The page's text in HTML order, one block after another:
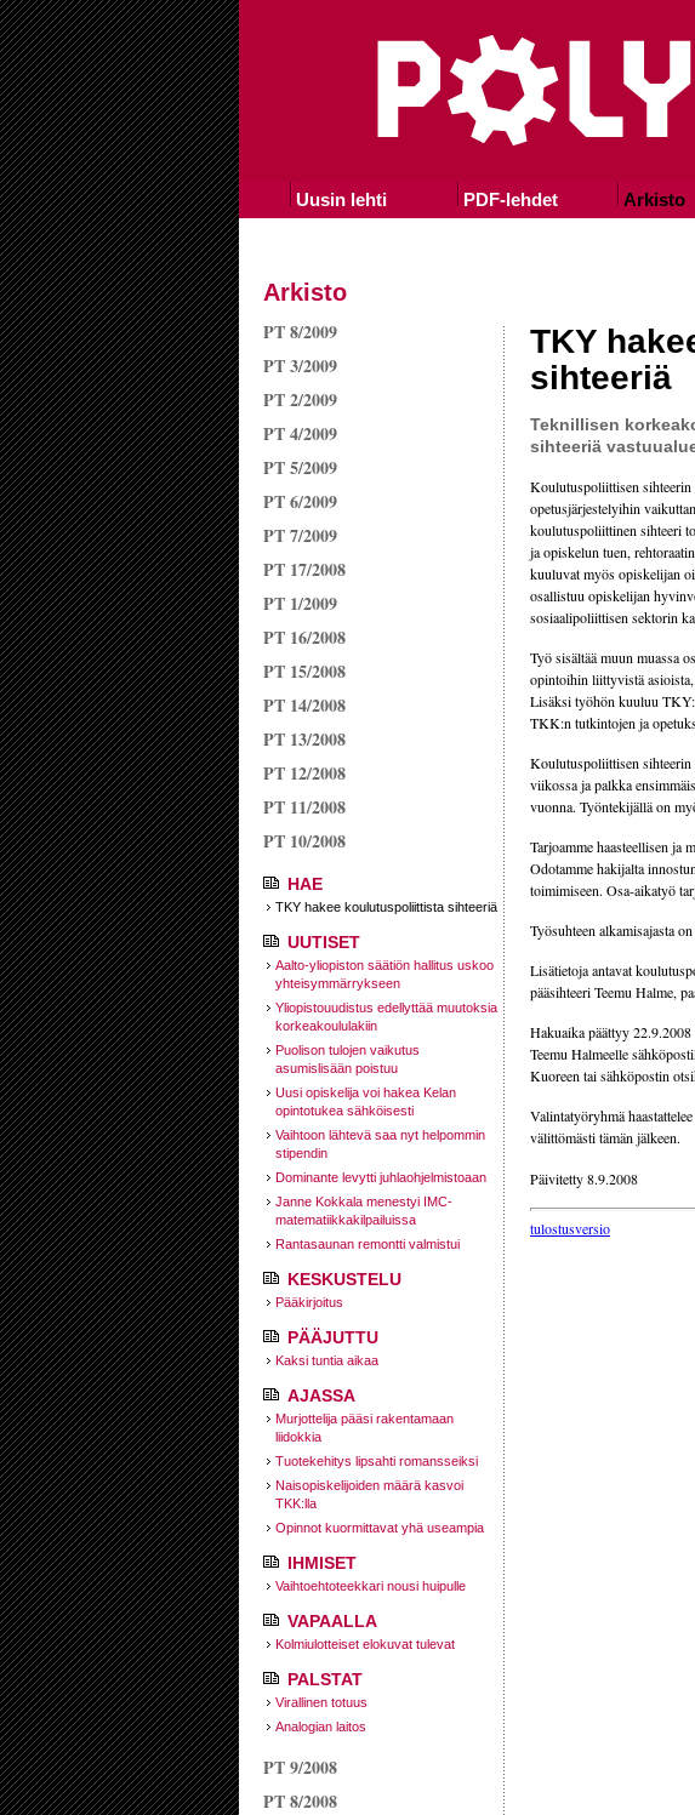
Uusin lehti PDF-lehdet Arkisto
Arkisto
PT 8/2009
PT 3/2009
PT 2/2009
PT 4/2009
PT 5/2009
PT 6/2009
PT 7/2009
PT 17/2008
PT 1/2009
PT 16/2008
PT 15/2008
PT 14/2008
PT 13/2008
PT 12/2008
PT 11/2008
PT 10/2008
HAE
TKY hakee koulutuspoliittista sihteeriä
UUTISET
Aalto-yliopiston säätiön hallitus uskoo
yhteisymmärrykseen
Yliopistouudistus edellyttää muutoksia
korkeakoululakiin
Puolison tulojen vaikutus
asumislisään poistuu
Uusi opiskelija voi hakea Kelan
opintotukea sähköisesti
Vaihtoon lähtevä saa nyt helpommin
stipendin
Dominante levytti juhlaohjelmistoaan
Janne Kokkala menestyi IMC-
matematiikkakilpailuissa
Rantasaunan remontti valmistui
KESKUSTELU
Pääkirjoitus
PÄÄJUTTU
Kaksi tuntia aikaa
AJASSA
Murjottelija pääsi rakentamaan
liidokkia
Tuotekehitys lipsahti romansseiksi
Naisopiskelijoiden määrä kasvoi
TKK:lla
Opinnot kuormittavat yhä useampia
IHMISET
Vaihtoehtoteekkari nousi huipulle
VAPAALLA
Kolmiulotteiset elokuvat tulevat
PALSTAT
Virallinen totuus
Analogian laitos
PT 9/2008
PT 8/2008
TKY
sihteeriä
Teknillisen
sihteeriä
Koulutuspoliittisen sihteerin
opetusjärjestelyihin
koulutuspoliittinen sihteeri
ja opiskelun tuen,
kuuluvat myös opiskelijan
osallistuu opiskelijan
sosiaalipoliittisen sektorin
Työ sisältää muun muassa
opintoihin liittyvistä
Lisäksi työhön kuuluu
TKK:n tutkintojen ja
Koulutuspoliittisen sihteerin
viikossa ja palkka
vuonna. Työntekijällä on
Tarjoamme haasteellisen ja
Odotamme hakijalta
toimimiseen. Osa-aikatyö
Työsuhteen alkamisajasta
Lisätietoja antavat
pääsihteeri Teemu Halme,
Hakuaika päättyy
Teemu Halmeelle
Kuoreen tai sähköpostin
Valintatyöryhmä
välittömästi tämän jälkeen.
Päivitetty 8.9.2008
tulostusversio